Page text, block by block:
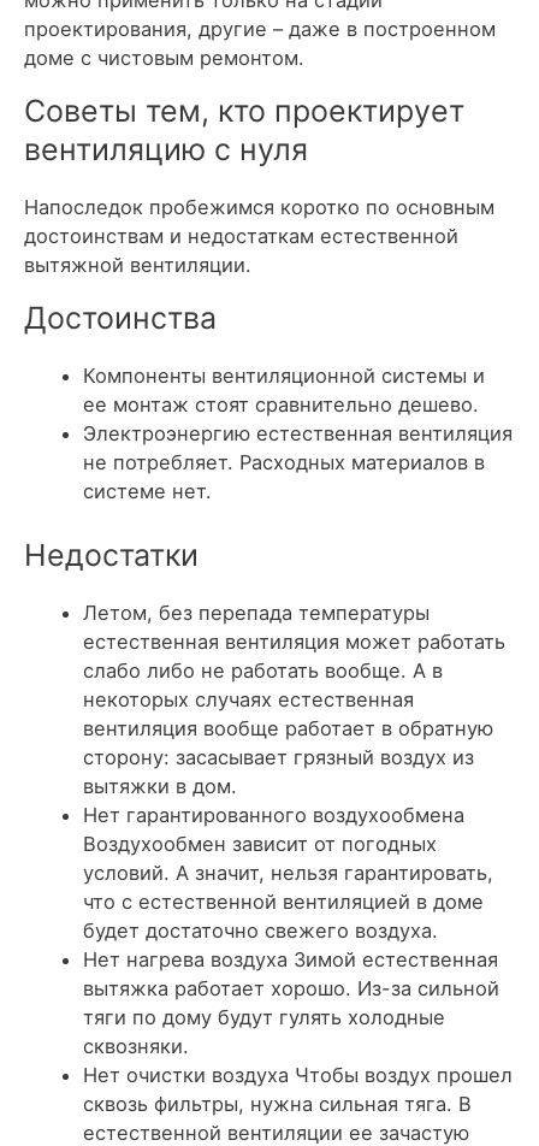
проектирования, другие – даже в построенном
доме с чистовым ремонтом.
Советы тем, кто проектирует
вентиляцию с нуля
Напоследок пробежимся коротко по основным
достоинствам и недостаткам естественной
вытяжной вентиляции.
Достоинства
Компоненты вентиляционной системы и
ее монтаж стоят сравнительно дешево.
Электроэнергию естественная вентиляция
не потребляет. Расходных материалов в
системе нет.
Недостатки
Летом, без перепада температуры
естественная вентиляция может работать
слабо либо не работать вообще. А в
некоторых случаях естественная
вентиляция вообще работает в обратную
сторону: засасывает грязный воздух из
вытяжки в дом.
Нет гарантированного воздухообмена
Воздухообмен зависит от погодных
условий. А значит, нельзя гарантировать,
что с естественной вентиляцией в доме
будет достаточно свежего воздуха.
Нет нагрева воздуха Зимой естественная
вытяжка работает хорошо. Из-за сильной
тяги по дому будут гулять холодные
сквозняки.
Нет очистки воздуха Чтобы воздух прошел
сквозь фильтры, нужна сильная тяга. В
естественной вентиляции ее зачастую